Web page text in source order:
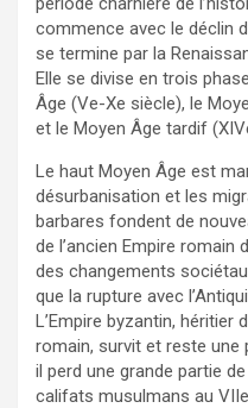
commence avec le déclin
se termine par la
Elle se divise en trois
Âge (Ve-Xe siècle), le
et le Moyen Âge tardif
Le haut Moyen Âge est
désurbanisation et les
barbares fondent de
de l’ancien Empire romain
des changements
que la rupture avec
L’Empire byzantin, héritier
romain, survit et reste une
il perd une grande partie
califats musulmans au